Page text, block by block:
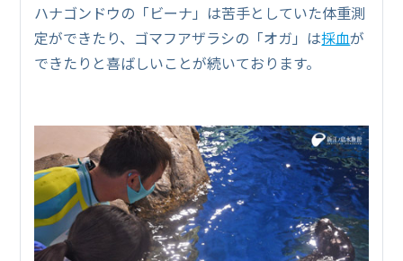
ハナゴンドウの「ビーナ」は苦手としていた体重測
定ができたり、ゴマフアザラシの「オガ」は採血が
できたりと喜ばしいことが続いております。